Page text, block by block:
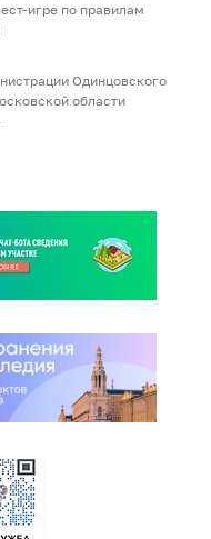
игре по правилам
Одинцовского
области